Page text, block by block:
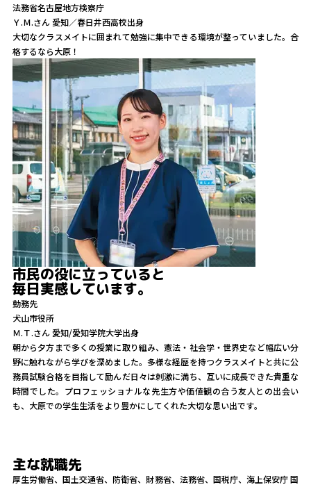
法務省名古屋地方検察庁
Ｙ.Ｍ.さん 愛知／春日井西高校出身
大切なクラスメイトに囲まれて勉強に集中できる環境が整っていました。合
格するなら大原！
市民の役に立っていると
毎日実感しています。
勤務先
犬山市役所
Ｍ.Ｔ.さん 愛知/愛知学院大学出身
朝から夕方まで多くの授業に取り組み、憲法・社会学・世界史など幅広い分
野に触れながら学びを深めました。多様な経歴を持つクラスメイトと共に公
務員試験合格を目指して励んだ日々は刺激に満ち、互いに成長できた貴重な
時間でした。プロフェッショナルな先生方や価値観の合う友人との出会い
も、大原での学生生活をより豊かにしてくれた大切な思い出です。
主な就職先
厚生労働省、国土交通省、防衛省、財務省、法務省、国税庁、海上保安庁 国